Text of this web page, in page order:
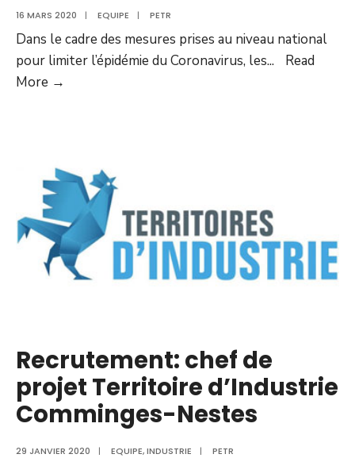
16 MARS 2020 | EQUIPE | PETR
Dans le cadre des mesures prises au niveau national
pour limiter l’épidémie du Coronavirus, les...
Read
More →
Recrutement: chef de
projet Territoire d’Industrie
Comminges-Nestes
29 JANVIER 2020 | EQUIPE,INDUSTRIE | PETR